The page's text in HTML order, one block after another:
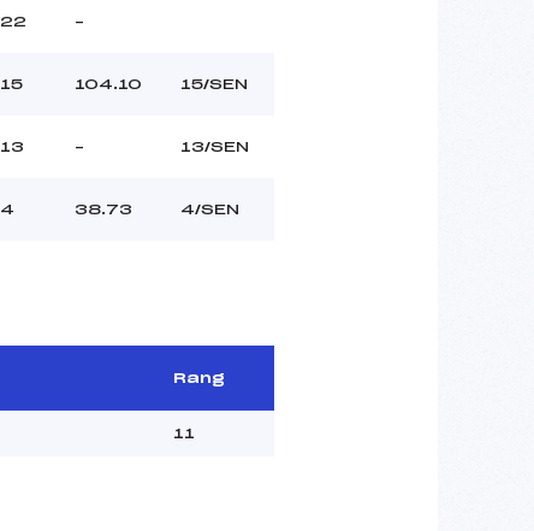
22 –
15 104.10 15/SEN
13 – 13/SEN
4 38.73 4/SEN
Rang
11